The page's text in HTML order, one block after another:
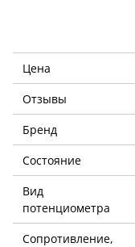
Цена
Отзывы
Бренд
Состояние
Вид
потенциометра
Сопротивление,